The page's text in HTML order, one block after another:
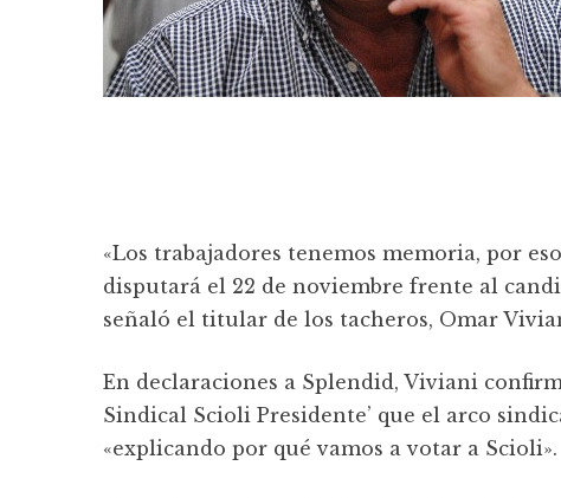
«Los trabajadores tenemos memoria, por
disputará el 22 de noviembre frente al
señaló el titular de los tacheros, Omar
En declaraciones a Splendid, Viviani
Sindical Scioli Presidente’ que el arco
«explicando por qué vamos a votar a Scioli».